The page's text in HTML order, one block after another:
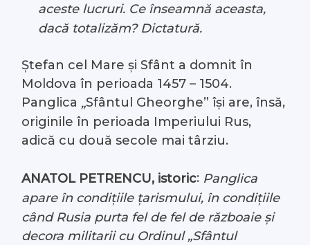
aceste lucruri. Ce înseamnă aceasta,
dacă totalizăm? Dictatură.
Ștefan cel Mare și Sfânt a domnit în
Moldova în perioada 1457 – 1504.
Panglica „Sfântul Gheorghe” își are, însă,
originile în perioada Imperiului Rus,
adică cu două secole mai târziu.
ANATOL PETRENCU, istoric: Panglica
apare în condițiile țarismului, în condițiile
când Rusia purta fel de fel de războaie și
decora militarii cu Ordinul „Sfântul